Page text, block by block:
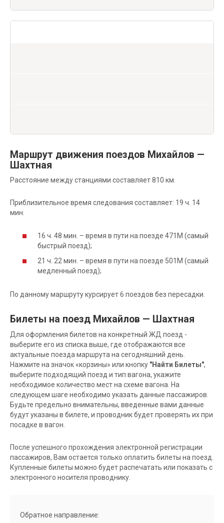
Маршрут движения поездов Михайлов —
Шахтная
Расстояние между станциями составляет 810 км.
Приблизительное время следования составляет: 19 ч. 14
мин.
16 ч. 48 мин. – время в пути на поезде 471М (самый
быстрый поезд);
21 ч. 22 мин. – время в пути на поезде 501М (самый
медленный поезд);
По данному маршруту курсирует 6 поездов без пересадки.
Билеты на поезд Михайлов — Шахтная
Для оформления билетов на конкретный ЖД поезд -
выберите его из списка выше, где отображаются все
актуальные поезда маршрута на сегодняшний день.
Нажмите на значок «корзины» или кнопку "Найти Билеты",
выберите подходящий поезд и тип вагона, укажите
необходимое количество мест на схеме вагона. На
следующем шаге необходимо указать данные пассажиров.
Будьте предельно внимательны, введенные вами данные
будут указаны в билете, и проводник будет проверять их при
посадке в вагон.
После успешного прохождения электронной регистрации
пассажиров, Вам остается только оплатить билеты на поезд.
Купленные билеты можно будет распечатать или показать с
электронного носителя проводнику.
Обратное направление: